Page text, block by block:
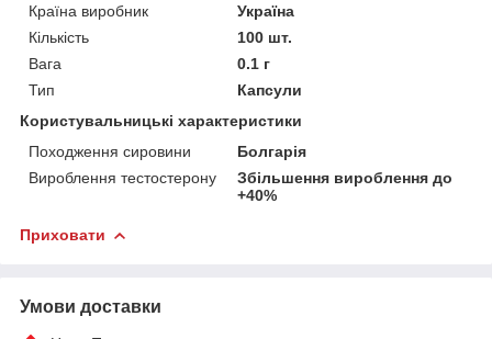
Країна виробник
Україна
Кількість
100 шт.
Вага
0.1 г
Тип
Капсули
Користувальницькі характеристики
Походження сировини
Болгарія
Вироблення тестостерону
Збільшення вироблення до
+40%
Приховати
Умови доставки